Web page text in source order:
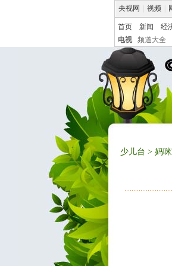
央视网 视频
首页 新闻 经
电视
频道大全
少儿台 > 妈